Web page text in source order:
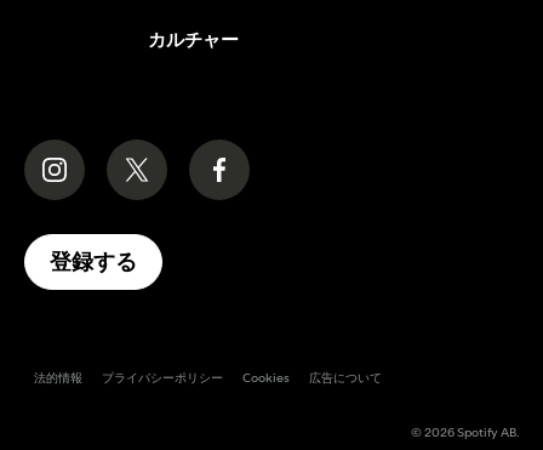
カルチャー
登録する
法的情報 プライバシーポリシー Cookies 広告について
© 2026 Spotify AB.